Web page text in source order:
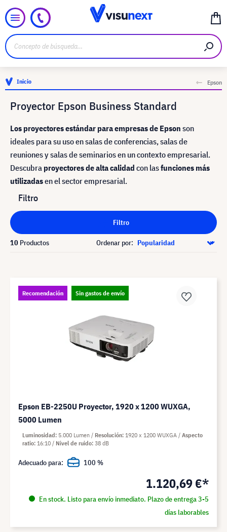
Inicio Epson
Proyector Epson Business Standard
Los proyectores estándar para empresas de Epson son
ideales para su uso en salas de conferencias, salas de
reuniones y salas de seminarios en un contexto empresarial.
Descubra proyectores de alta calidad con lasfunciones más
utilizadasen el sector empresarial.
Filtro
Filtro
10 Productos Ordenar por:
Recomendación Sin gastos de envío
Epson EB-2250U Proyector, 1920 x 1200 WUXGA,
5000 Lumen
1.120,69 €*
En stock. Listo para envío inmediato. Plazo de entrega 3-5
días laborables
Luminosidad 5.000 Lumen Resolución 1920 x 1200 WUXGA
Aspecto
ratio 16:10 Nivel de ruido 38 dB
Adecuado para: 100 %